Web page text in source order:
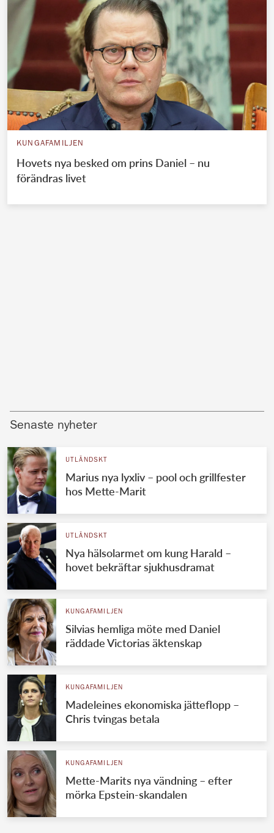
KUNGAFAMILJEN
Hovets nya besked om prins Daniel – nu
förändras livet
Senaste nyheter
UTLÄNDSKT
Marius nya lyxliv – pool och grillfester
hos Mette-Marit
UTLÄNDSKT
Nya hälsolarmet om kung Harald –
hovet bekräftar sjukhusdramat
KUNGAFAMILJEN
Silvias hemliga möte med Daniel
räddade Victorias äktenskap
KUNGAFAMILJEN
Madeleines ekonomiska jätteflopp –
Chris tvingas betala
KUNGAFAMILJEN
Mette-Marits nya vändning – efter
mörka Epstein-skandalen